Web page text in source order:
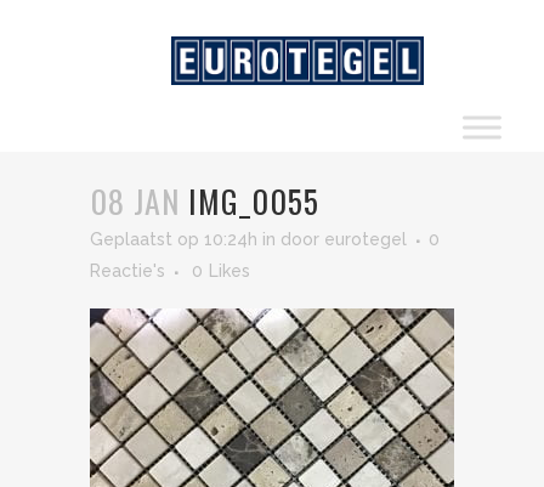
08 JAN IMG_0055
Geplaatst op 10:24h in door eurotegel
0
Reactie's
0 Likes